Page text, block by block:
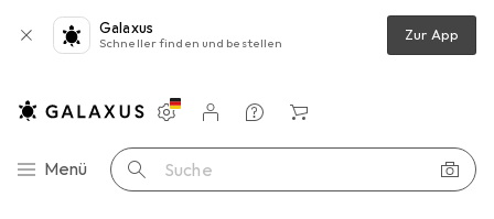
Galaxus
Schneller finden und bestellen Zur App
Navigation nach Kategorien
Menü Suche
Einstellungen
Kundenkonto
Vergleichslisten
Merklisten
Warenkorb